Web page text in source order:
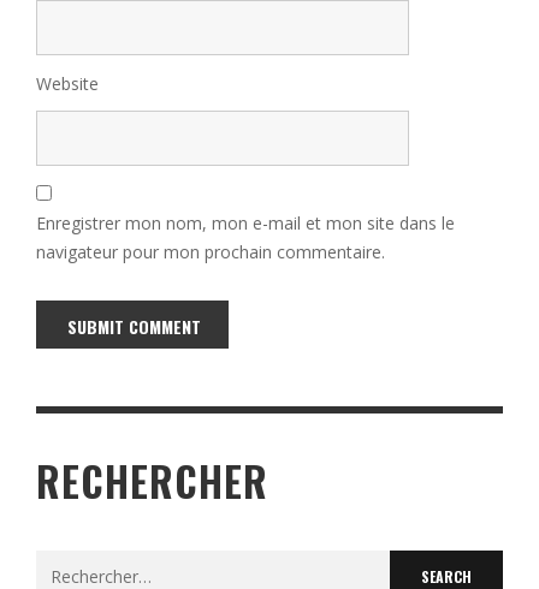
Website
Enregistrer mon nom, mon e-mail et mon site dans le
navigateur pour mon prochain commentaire.
RECHERCHER